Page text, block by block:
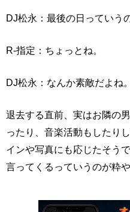
DJ松永：最後の日っていう
R-指定：ちょっとね。
DJ松永：なんか素敵だよね。
退去する直前、実はお隣の
ったり、音楽活動もしたり
インや写真にも応じたそう
言ってくるっていうのが粋